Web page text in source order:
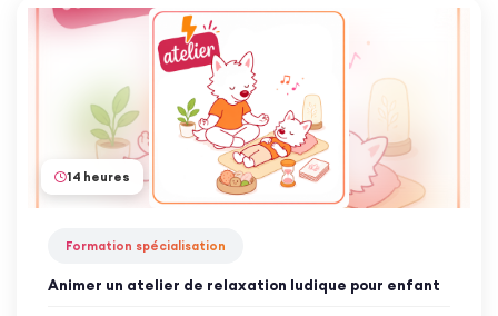
14 heures
Formation spécialisation
Animer un atelier de relaxation ludique pour enfant